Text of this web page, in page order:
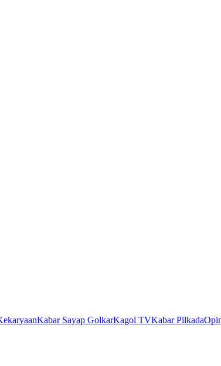
Kabar Sayap GolkarKagol TVKabar Pilkada